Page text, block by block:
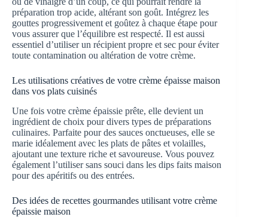
préparation trop acide, altérant son goût. Intégrez les
gouttes progressivement et goûtez à chaque étape pour
vous assurer que l’équilibre est respecté. Il est aussi
essentiel d’utiliser un récipient propre et sec pour éviter
toute contamination ou altération de votre crème.
Les utilisations créatives de votre crème épaisse maison
dans vos plats cuisinés
Une fois votre crème épaissie prête, elle devient un
ingrédient de choix pour divers types de préparations
culinaires. Parfaite pour des sauces onctueuses, elle se
marie idéalement avec les plats de pâtes et volailles,
ajoutant une texture riche et savoureuse. Vous pouvez
également l’utiliser sans souci dans les dips faits maison
pour des apéritifs ou des entrées.
Des idées de recettes gourmandes utilisant votre crème
épaissie maison